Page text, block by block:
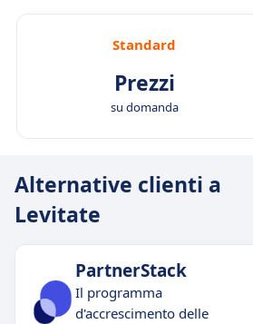
Standard
Prezzi
su domanda
Alternative clienti a
Levitate
PartnerStack
Il programma
d'accrescimento delle